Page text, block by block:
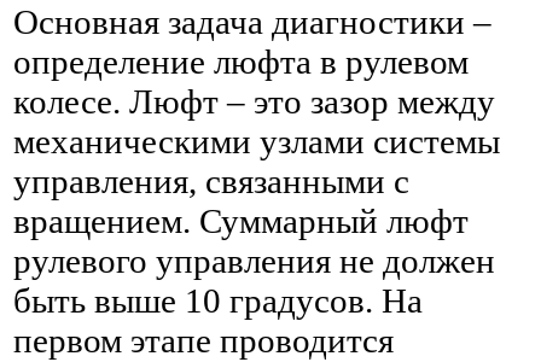
Основная задача диагностики –
определение люфта в рулевом
колесе. Люфт – это зазор между
механическими узлами системы
управления, связанными с
вращением. Суммарный люфт
рулевого управления не должен
быть выше 10 градусов. На
первом этапе проводится